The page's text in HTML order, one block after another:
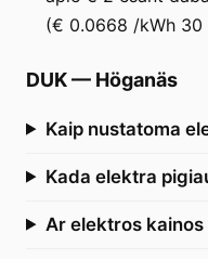
(€ 0.0668 /kWh 30
DUK— Höganäs
Kaip nustatoma
Kada elektra
Ar elektros